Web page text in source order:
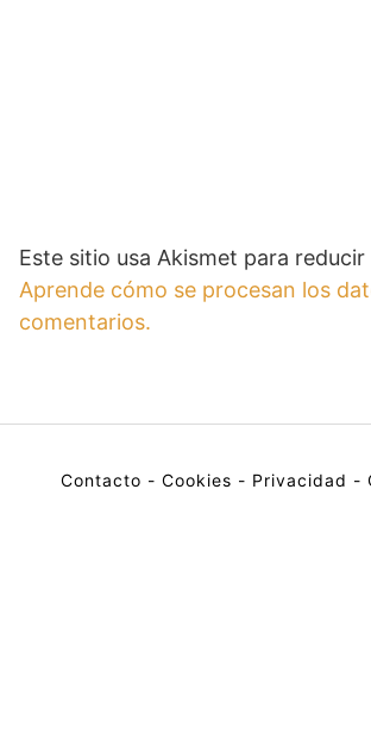
Este sitio usa Akismet para reducir
Aprende cómo se procesan los
comentarios.
Contacto - Cookies - Privacidad -